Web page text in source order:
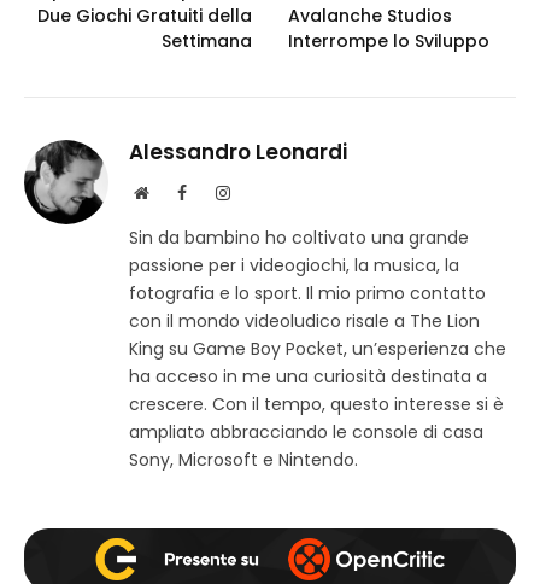
Due Giochi Gratuiti della
Settimana
Avalanche Studios
Interrompe lo Sviluppo
Alessandro Leonardi
S
t
o
w
F
c
e
b
I
s
t
a
m
Sin da bambino ho coltivato una grande
passione per i videogiochi, la musica, la
fotografia e lo sport. Il mio primo contatto
con il mondo videoludico risale a The Lion
King su Game Boy Pocket, un’esperienza che
ha acceso in me una curiosità destinata a
crescere. Con il tempo, questo interesse si è
ampliato abbracciando le console di casa
Sony, Microsoft e Nintendo.